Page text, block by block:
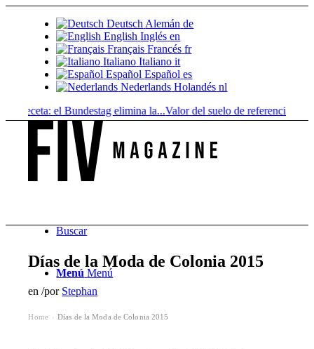
Deutsch Alemán de
English Inglés en
Français Francés fr
Italiano Italiano it
Español Español es
Nederlands Holandés nl
receta: el Bundestag elimina la...Valor del suelo de referencia vs.
Buscar
Menú Menú
Días de la Moda de Colonia 2015
en/por Stephan
Home Días de la Moda de Colonia 2015